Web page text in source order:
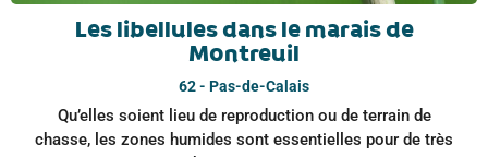
Les libellules dans le marais de
Montreuil
62 - Pas-de-Calais
Qu’elles soient lieu de reproduction ou de terrain de
chasse, les zones humides sont essentielles pour de très